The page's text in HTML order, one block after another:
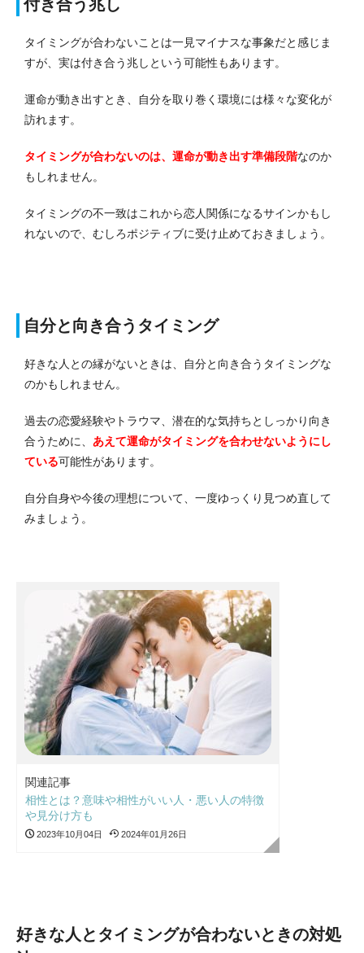
付き合う兆し
タイミングが合わないことは一見マイナスな事象だと感じま
すが、実は付き合う兆しという可能性もあります。
運命が動き出すとき、自分を取り巻く環境には様々な変化が
訪れます。
タイミングが合わないのは、運命が動き出す準備段階なのか
もしれません。
タイミングの不一致はこれから恋人関係になるサインかもし
れないので、むしろポジティブに受け止めておきましょう。
自分と向き合うタイミング
好きな人との縁がないときは、自分と向き合うタイミングな
のかもしれません。
過去の恋愛経験やトラウマ、潜在的な気持ちとしっかり向き
合うために、 あえて運命がタイミングを合わせないようにし
ている可能性があります。
自分自身や今後の理想について、一度ゆっくり見つめ直して
みましょう。
関連記事
相性とは？意味や相性がいい人・悪い人の特徴
や見分け方も
2023年10月04日 2024年01月26日
好きな人とタイミングが合わないときの対処